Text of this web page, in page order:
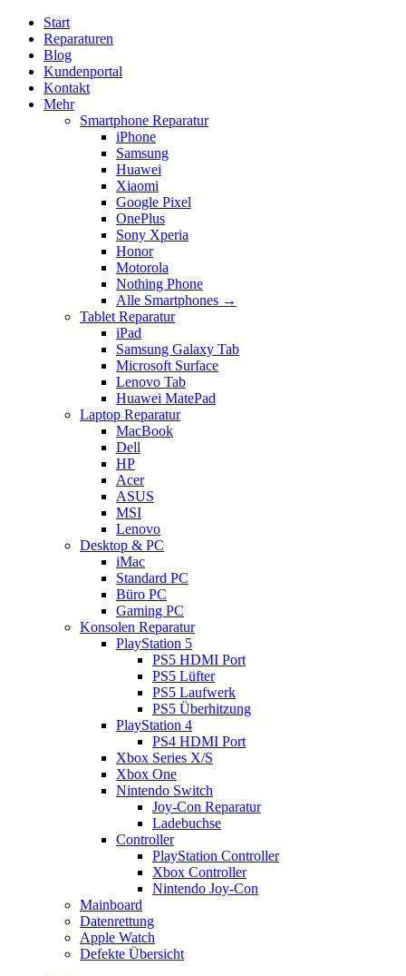
Start
Reparaturen
Blog
Kundenportal
Kontakt
Mehr
Smartphone Reparatur
iPhone
Samsung
Huawei
Xiaomi
Google Pixel
OnePlus
Sony Xperia
Honor
Motorola
Nothing Phone
Alle Smartphones →
Tablet Reparatur
iPad
Samsung Galaxy Tab
Microsoft Surface
Lenovo Tab
Huawei MatePad
Laptop Reparatur
MacBook
Dell
HP
Acer
ASUS
MSI
Lenovo
Desktop & PC
iMac
Standard PC
Büro PC
Gaming PC
Konsolen Reparatur
PlayStation 5
PS5 HDMI Port
PS5 Lüfter
PS5 Laufwerk
PS5 Überhitzung
PlayStation 4
PS4 HDMI Port
Xbox Series X/S
Xbox One
Nintendo Switch
Joy-Con Reparatur
Ladebuchse
Controller
PlayStation Controller
Xbox Controller
Nintendo Joy-Con
Mainboard
Datenrettung
Apple Watch
Defekte Übersicht